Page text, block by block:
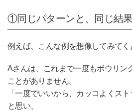
①同じパターンと、同じ結
例えば、こんな例を想像してみてく
Aさんは、これまで一度もボウリン
ことがありません。
「一度でいいから、カッコよくス
と思い、